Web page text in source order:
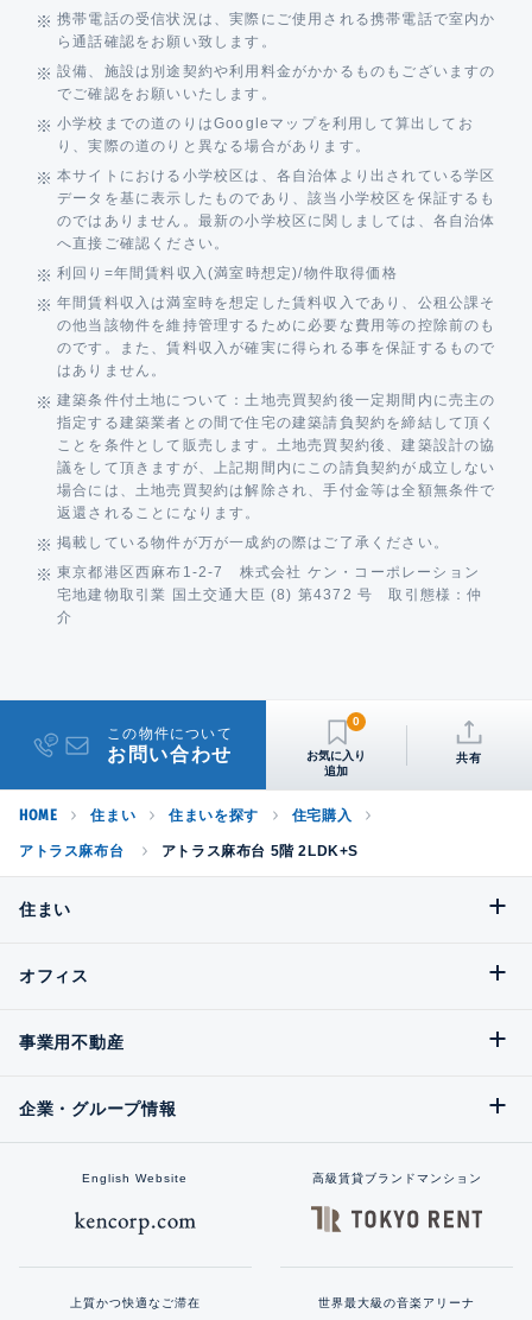
携帯電話の受信状況は、実際にご使用される携帯電話で室内か
ら通話確認をお願い致します。
設備、施設は別途契約や利用料金がかかるものもございますの
でご確認をお願いいたします。
小学校までの道のりはGoogleマップを利用して算出してお
り、実際の道のりと異なる場合があります。
本サイトにおける小学校区は、各自治体より出されている学区
データを基に表示したものであり、該当小学校区を保証するも
のではありません。最新の小学校区に関しましては、各自治体
へ直接ご確認ください。
利回り=年間賃料収入(満室時想定)/物件取得価格
年間賃料収入は満室時を想定した賃料収入であり、公租公課そ
の他当該物件を維持管理するために必要な費用等の控除前のも
のです。また、賃料収入が確実に得られる事を保証するもので
はありません。
建築条件付土地について：土地売買契約後一定期間内に売主の
指定する建築業者との間で住宅の建築請負契約を締結して頂く
ことを条件として販売します。土地売買契約後、建築設計の協
議をして頂きますが、上記期間内にこの請負契約が成立しない
場合には、土地売買契約は解除され、手付金等は全額無条件で
返還されることになります。
掲載している物件が万が一成約の際はご了承ください。
東京都港区西麻布1-2-7 株式会社 ケン・コーポレーション
宅地建物取引業 国土交通大臣 (8) 第4372 号 取引態様：仲
介
この物件について
お問い合わせ
0
共有
HOME 住まい 住まいを探す 住宅購入
アトラス麻布台 アトラス麻布台 5階 2LDK+S
住まい
オフィス
事業用不動産
企業・グループ情報
English Website 高級賃貸ブランドマンション
上質かつ快適なご滞在 世界最大級の音楽アリーナ